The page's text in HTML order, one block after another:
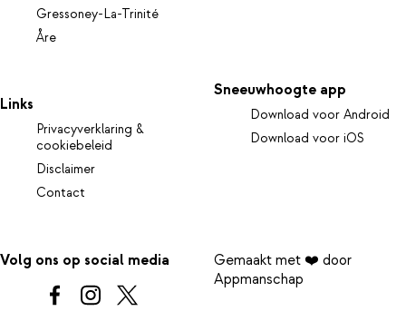
Gressoney-La-Trinité
Åre
Links
Privacyverklaring &
cookiebeleid
Disclaimer
Contact
Sneeuwhoogte app
Download voor Android
Download voor iOS
Volg ons op social media
Gemaakt met ❤️ door
Appmanschap